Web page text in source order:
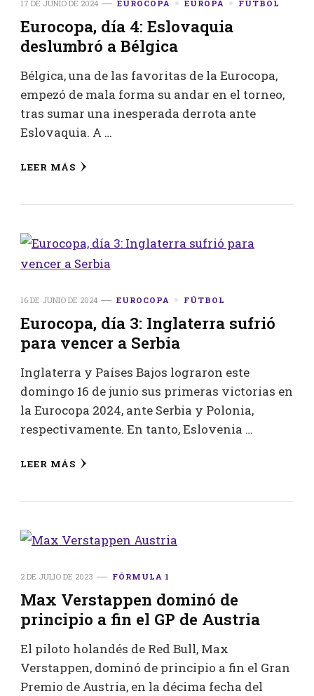
17 DE JUNIO DE 2024 EUROCOPA EUROPA FÚTBOL
Eurocopa, día 4: Eslovaquia
deslumbró a Bélgica
Bélgica, una de las favoritas de la Eurocopa,
empezó de mala forma su andar en el torneo,
tras sumar una inesperada derrota ante
Eslovaquia. A …
LEER MÁS
16 DE JUNIO DE 2024 EUROCOPA FÚTBOL
Eurocopa, día 3: Inglaterra sufrió
para vencer a Serbia
Inglaterra y Países Bajos lograron este
domingo 16 de junio sus primeras victorias en
la Eurocopa 2024, ante Serbia y Polonia,
respectivamente. En tanto, Eslovenia …
LEER MÁS
2 DE JULIO DE 2023 FÓRMULA 1
Max Verstappen dominó de
principio a fin el GP de Austria
El piloto holandés de Red Bull, Max
Verstappen, dominó de principio a fin el Gran
Premio de Austria, en la décima fecha del